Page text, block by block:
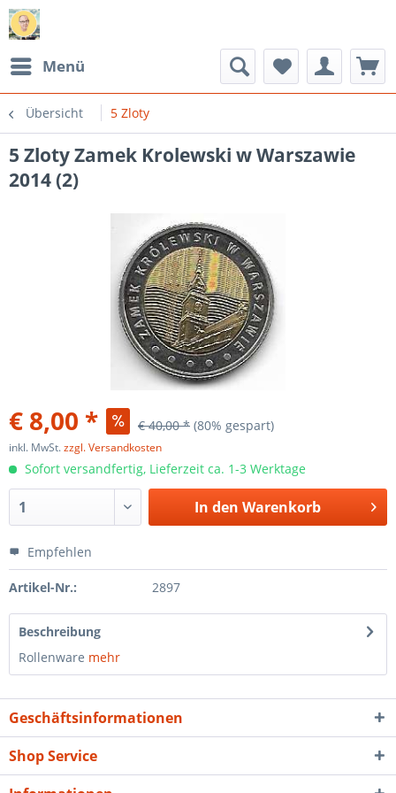
Menü
Übersicht 5 Zloty
5 Zloty Zamek Krolewski w Warszawie
2014 (2)
€ 8,00 * € 40,00 * (80% gespart)
inkl. MwSt.zzgl. Versandkosten
Sofort versandfertig, Lieferzeit ca. 1-3 Werktage
In den Warenkorb
Empfehlen
Artikel-Nr.: 2897
Beschreibung
Rollenware mehr
Geschäftsinformationen
Shop Service